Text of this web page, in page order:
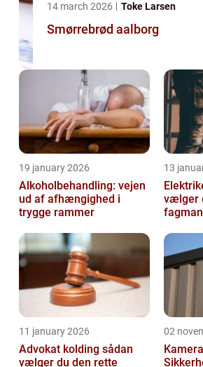
14 march 2026 Toke Larsen
Smørrebrød aalborg
19 january 2026
Alkoholbehandling: vejen
ud af afhængighed i
trygge rammer
13
Elektriker
vælger
11 january 2026
Advokat kolding sådan
vælger du den rette
02